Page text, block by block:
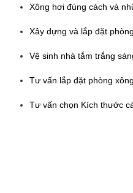
Xông hơi đúng cách và
Xây dựng và lắp đặt
Vệ sinh nhà tắm trắng
Tư vấn lắp đặt phòng
Tư vấn chọn Kích thước